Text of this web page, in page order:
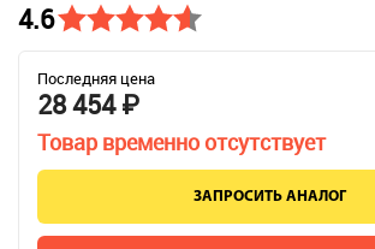
4.6
Последняя цена
28 454 ₽
Товар временно отсутствует
ЗАПРОСИТЬ АНАЛОГ